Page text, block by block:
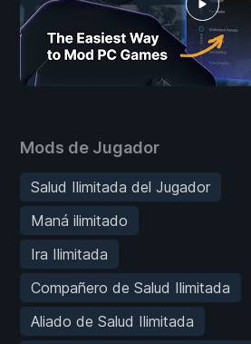
Mods de Jugador
Salud Ilimitada del Jugador
Maná ilimitado
Ira Ilimitada
Compañero de Salud Ilimitada
Aliado de Salud Ilimitada